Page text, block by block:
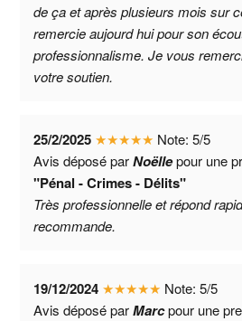
de ça et après plusieurs mois sur
remercie aujourd hui pour son
professionnalisme. Je vous
votre soutien.
25/2/2025 ★★★★★ Note:5/5
Avis déposé parNoëllepour une
"Pénal - Crimes - Délits"
Très professionnelle et répond
recommande.
19/12/2024 ★★★★★ Note:5/5
Avis déposé parMarcpour une